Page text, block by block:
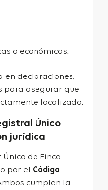
o económicas.
en declaraciones,
para asegurar que
localizado.
Único
jurídica
de Finca
por el Código
cumplen la